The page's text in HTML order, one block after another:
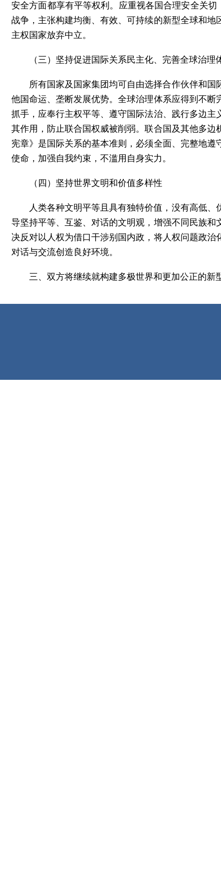
安全方面都享有平等权利。应重视各国合理安全关
战争，主张构建均衡、有效、可持续的新型全球和
主权国家放弃中立。
（三）坚持促进国际关系民主化、完善全球治理
所有国家及国家集团均可自由选择合作伙伴和
他国命运、垄断发展优势。全球治理体系应得到不
抓手，应奉行主权平等、遵守国际法治、践行多边
其作用，防止联合国权威被削弱。联合国及其他多
宪章》是国际关系的基本准则，必须全面、完整地
使命，加强自我约束，不滥用自身实力。
（四）坚持世界文明和价值多样性
人类各种文明平等且具有独特价值，没有高低
导坚持平等、互鉴、对话的文明观，增强不同民族
决反对以人权为借口干涉别国内政，将人权问题政
对话与交流创造良好环境。
三、双方将继续就构建多极世界和更加公正的新